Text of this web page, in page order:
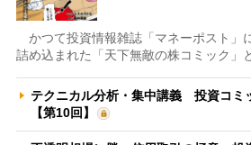
かつて投資情報雑誌「マネーポスト」
詰め込まれた「天下無敵の株コミック」
テクニカル分析・集中講義 投資コミ
【第10回】